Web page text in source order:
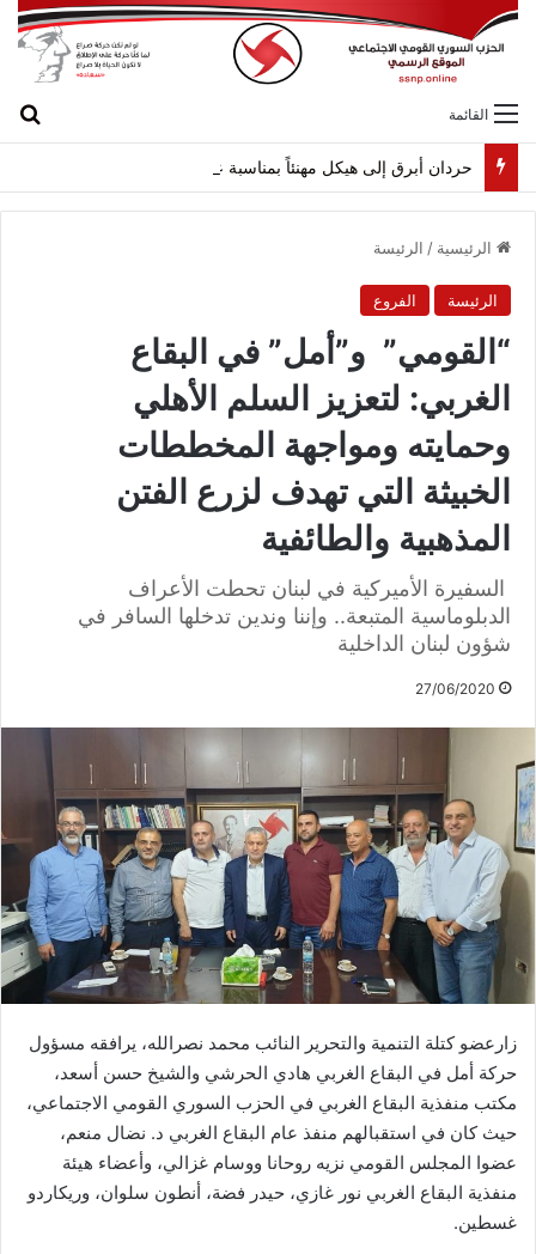
القائمة
حردان أبرق إلى هيكل مهنئاً بمناسبة عيد الجيش
الرئيسية / الرئيسة
الرئيسة الفروع
“القومي” و”أمل” في البقاع
الغربي: لتعزيز السلم الأهلي
وحمايته ومواجهة المخططات
الخبيثة التي تهدف لزرع الفتن
المذهبية والطائفية
السفيرة الأميركية في لبنان تحطت الأعراف
الدبلوماسية المتبعة.. وإننا وندين تدخلها السافر في
شؤون لبنان الداخلية
27/06/2020
زارعضو كتلة التنمية والتحرير النائب محمد نصرالله، يرافقه مسؤول
حركة أمل في البقاع الغربي هادي الحرشي والشيخ حسن أسعد،
مكتب منفذية البقاع الغربي في الحزب السوري القومي الاجتماعي،
حيث كان في استقبالهم منفذ عام البقاع الغربي د. نضال منعم،
عضوا المجلس القومي نزيه روحانا ووسام غزالي، وأعضاء هيئة
منفذية البقاع الغربي نور غازي، حيدر فضة، أنطون سلوان، وريكاردو
غسطين.